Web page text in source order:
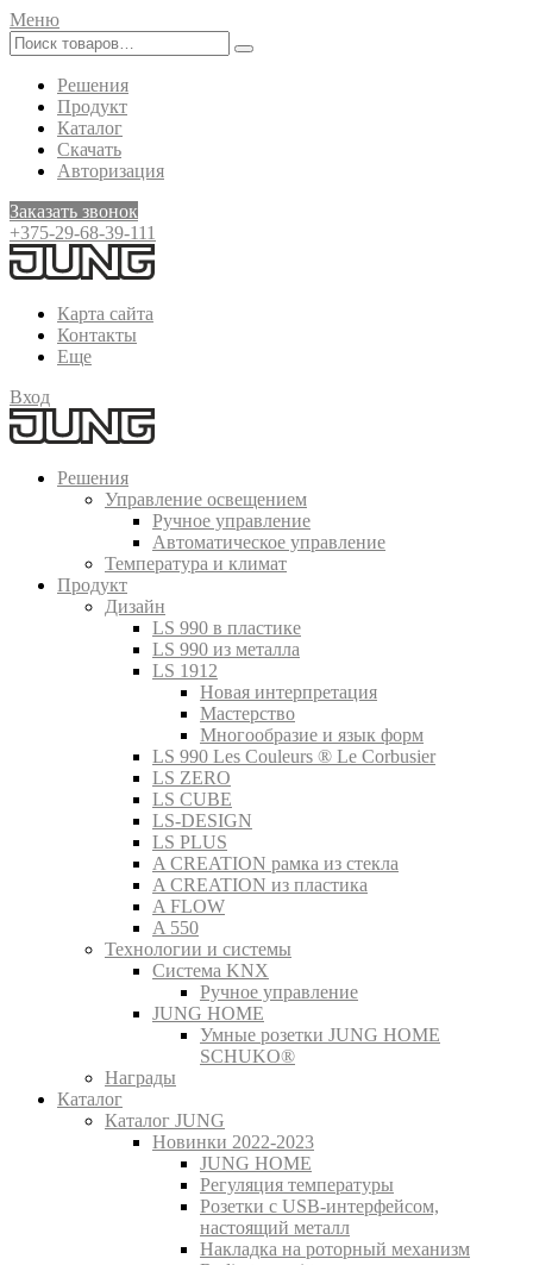
Меню
Решения
Продукт
Каталог
Скачать
Авторизация
Заказать звонок
+375-29-68-39-111
Карта сайта
Контакты
Еще
Вход
Решения
Управление освещением
Ручное управление
Автоматическое управление
Температура и климат
Продукт
Дизайн
LS 990 в пластике
LS 990 из металла
LS 1912
Новая интерпретация
Мастерство
Многообразие и язык форм
LS 990 Les Couleurs ® Le Corbusier
LS ZERO
LS CUBE
LS-DESIGN
LS PLUS
A CREATION рамка из стекла
A CREATION из пластика
A FLOW
A 550
Технологии и системы
Система KNX
Ручное управление
JUNG HOME
Умные розетки JUNG HOME
SCHUKO®
Награды
Каталог
Каталог JUNG
Новинки 2022-2023
JUNG HOME
Регуляция температуры
Розетки с USB-интерфейсом,
настоящий металл
Накладка на роторный механизм